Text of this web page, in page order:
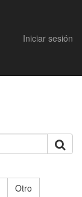
Iniciar sesión
Otro